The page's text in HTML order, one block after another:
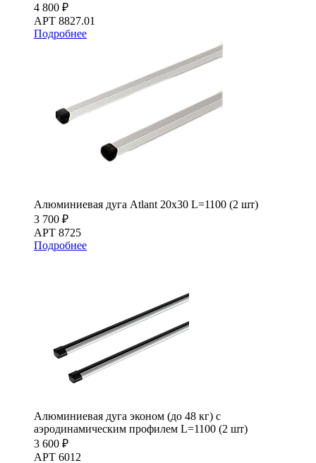
4 800 ₽
АРТ 8827.01
Подробнее
Алюминиевая дуга Atlant 20х30 L=1100 (2 шт)
3 700 ₽
АРТ 8725
Подробнее
Алюминиевая дуга эконом (до 48 кг) с
аэродинамическим профилем L=1100 (2 шт)
3 600 ₽
АРТ 6012